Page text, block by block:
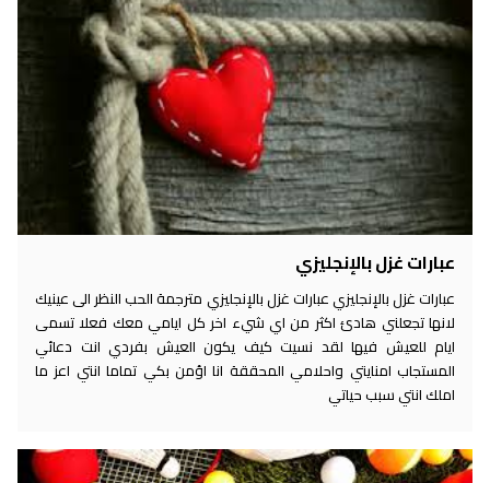
عبارات غزل بالإنجليزي
عبارات غزل بالإنجليزي عبارات غزل بالإنجليزي مترجمة الحب النظر الى عينيك
لانها تجعلني هادئ اكثر من اي شيء اخر كل ايامي معك فعلا تسمى
ايام للعيش فيها لقد نسيت كيف يكون العيش بفردي انت دعائي
المستجاب امنايتي واحلامي المحققة انا اؤمن بكي تماما انتي اعز ما
املك انتي سبب حياتي